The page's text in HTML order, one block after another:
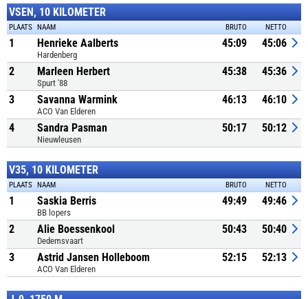
VSEN, 10 KILOMETER
PLAATS NAAM BRUTO NETTO
1 Henrieke Aalberts
Hardenberg
45:09 45:06
2 Marleen Herbert
Spurt '88
45:38 45:36
3 Savanna Warmink
ACO Van Elderen
46:13 46:10
4 Sandra Pasman
Nieuwleusen
50:17 50:12
V35, 10 KILOMETER
PLAATS NAAM BRUTO NETTO
1 Saskia Berris
BB lopers
49:49 49:46
2 Alie Boessenkool
Dedemsvaart
50:43 50:40
3 Astrid Jansen Holleboom
ACO Van Elderen
52:15 52:13